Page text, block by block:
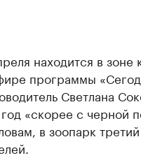
находится в зоне
программы
Светлана
«скорее с черной
в зоопарк